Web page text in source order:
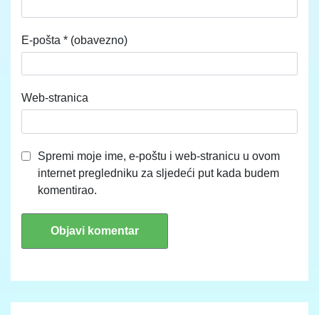
E-pošta * (obavezno)
Web-stranica
Spremi moje ime, e-poštu i web-stranicu u ovom
internet pregledniku za sljedeći put kada budem
komentirao.